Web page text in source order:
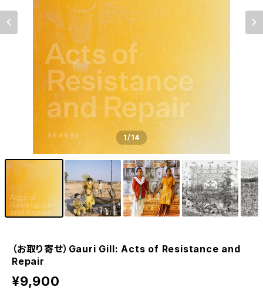
1/14
（お取り寄せ）Gauri Gill: Acts of Resistance and
Repair
¥9,900